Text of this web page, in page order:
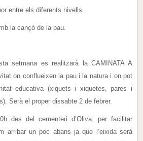
entre els diferents nivells.
la cançó de la pau.
setmana es realitzarà laCAMINATA A
on conflueixen la pau i la natura i on pot
educativa (xiquets i xiquetes, pares i
Serà el proper dissabte 2 de febrer.
des del cementeri d’Oliva, per facilitar
arribar un poc abans ja que l’eixida serà